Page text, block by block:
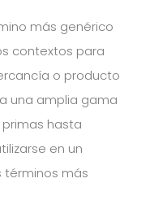
más genérico
contextos para
o producto
una amplia gama
hasta
en un
términos más